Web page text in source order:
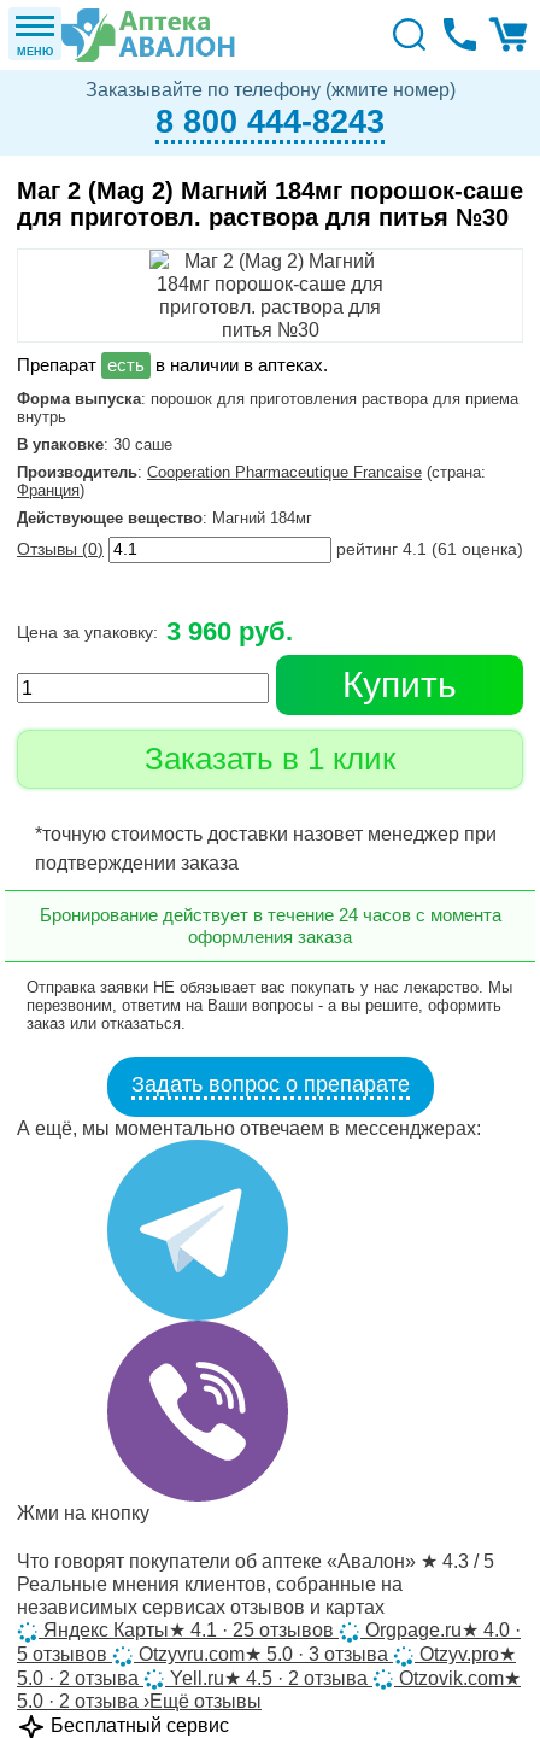
МЕНЮ
Заказывайте по телефону (жмите номер)
8 800 444-8243
Маг 2 (Mag 2) Магний 184мг порошок-саше
для приготовл. раствора для питья №30
в наличии в аптеках.
Форма выпуска: порошок для приготовления раствора для приема
внутрь
В упаковке: 30 саше
Производитель: Cooperation Pharmaceutique Francaise (страна:
Франция)
Действующее вещество: Магний 184мг
Отзывы (0) рейтинг 4.1 (61 оценка)
Цена за упаковку: 3 960 руб.
Купить
Заказать в 1 клик
*точную стоимость доставки назовет менеджер при
подтверждении заказа
Бронирование действует в течение 24 часов с момента
оформления заказа
Отправка заявки НЕ обязывает вас покупать у нас лекарство. Мы
перезвоним, ответим на Ваши вопросы - а вы решите, оформить
заказ или отказаться.
Задать вопрос о препарате
А ещё, мы моментально отвечаем в мессенджерах:
Жми на кнопку
Что говорят покупатели об аптеке «Авалон» ★ 4.3 / 5
Реальные мнения клиентов, собранные на
независимых сервисах отзывов и картах
Яндекс Карты★ 4.1 · 25 отзывов Orgpage.ru★ 4.0 ·
5 отзывов
Otzyvru.com★ 5.0 · 3 отзыва Otzyv.pro★
5.0 · 2 отзыва
Yell.ru★ 4.5 · 2 отзыва Otzovik.com★
5.0 · 2 отзыва ›Ещё отзывы
Бесплатный сервис